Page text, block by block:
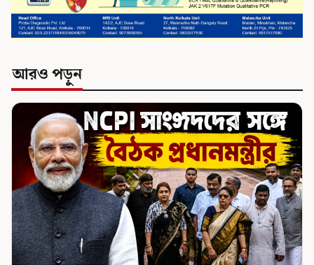
আরও পড়ুন